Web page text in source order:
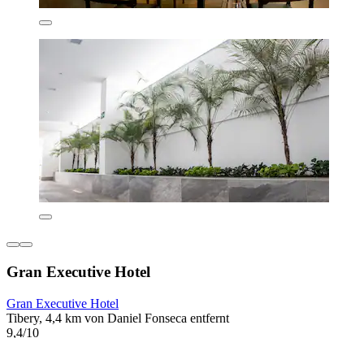
Gran Executive Hotel
Gran Executive Hotel
Tibery, 4,4 km von Daniel Fonseca entfernt
9,4/10